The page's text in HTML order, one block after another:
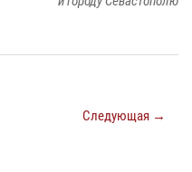
Следующая →